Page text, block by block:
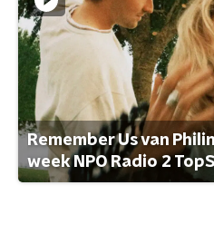
Remember Us van
week NPO Radio 2